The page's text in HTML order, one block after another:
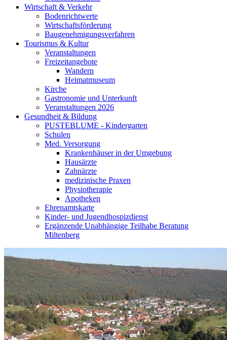
Wirtschaft & Verkehr
Bodenrichtwerte
Wirtschaftsförderung
Baugenehmigungsverfahren
Tourismus & Kultur
Veranstaltungen
Freizeitangebote
Wandern
Heimatmuseum
Kirche
Gastronomie und Unterkunft
Veranstaltungen 2026
Gesundheit & Bildung
PUSTEBLUME - Kindergarten
Schulen
Med. Versorgung
Krankenhäuser in der Umgebung
Hausärzte
Zahnärzte
medizinische Praxen
Physiotherapie
Apotheken
Ehrenamtskarte
Kinder- und Jugendhospizdienst
Ergänzende Unabhängige Teilhabe Beratung
Miltenberg